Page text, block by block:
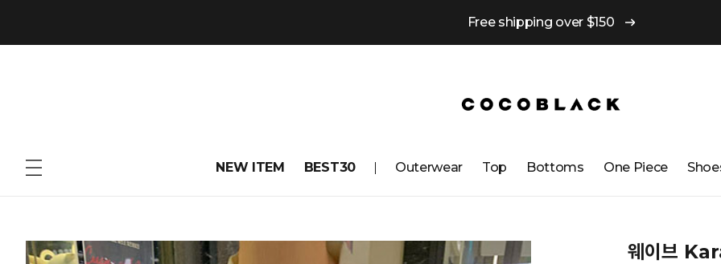
Free shipping over $150
NEW ITEM BEST30 Outerwear Top Bottoms One ​​Piece
웨이브